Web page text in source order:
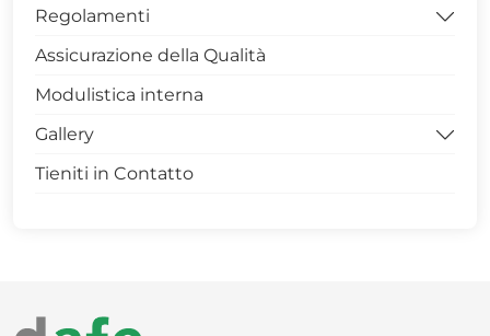
Consigli
Commissioni
Docente
Tecnico-Amministrativo
Dottorandi
Assegnisti
Regolamenti
Funzionamento
Didattica
Prova finale
Assicurazione della Qualità
Modulistica interna
Gallery
PRESENTAZIONE SCUOLA
Tieniti in Contatto